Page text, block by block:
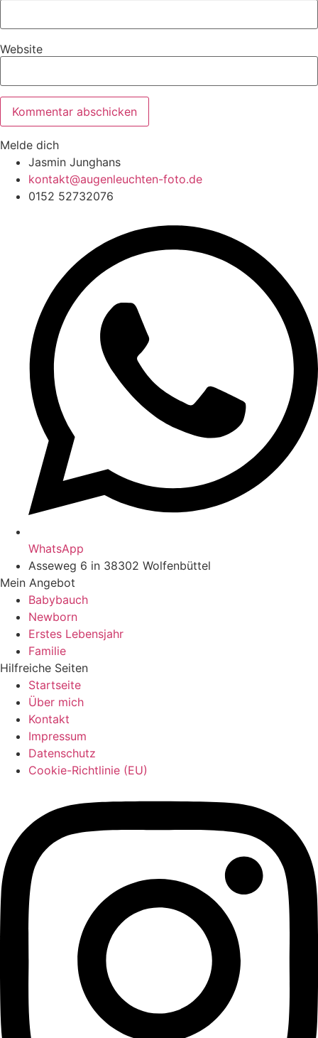
Website
Melde dich
Jasmin Junghans
kontakt@augenleuchten-foto.de
0152 52732076
WhatsApp
Asseweg 6 in 38302 Wolfenbüttel
Mein Angebot
Babybauch
Newborn
Erstes Lebensjahr
Familie
Hilfreiche Seiten
Startseite
Über mich
Kontakt
Impressum
Datenschutz
Cookie-Richtlinie (EU)